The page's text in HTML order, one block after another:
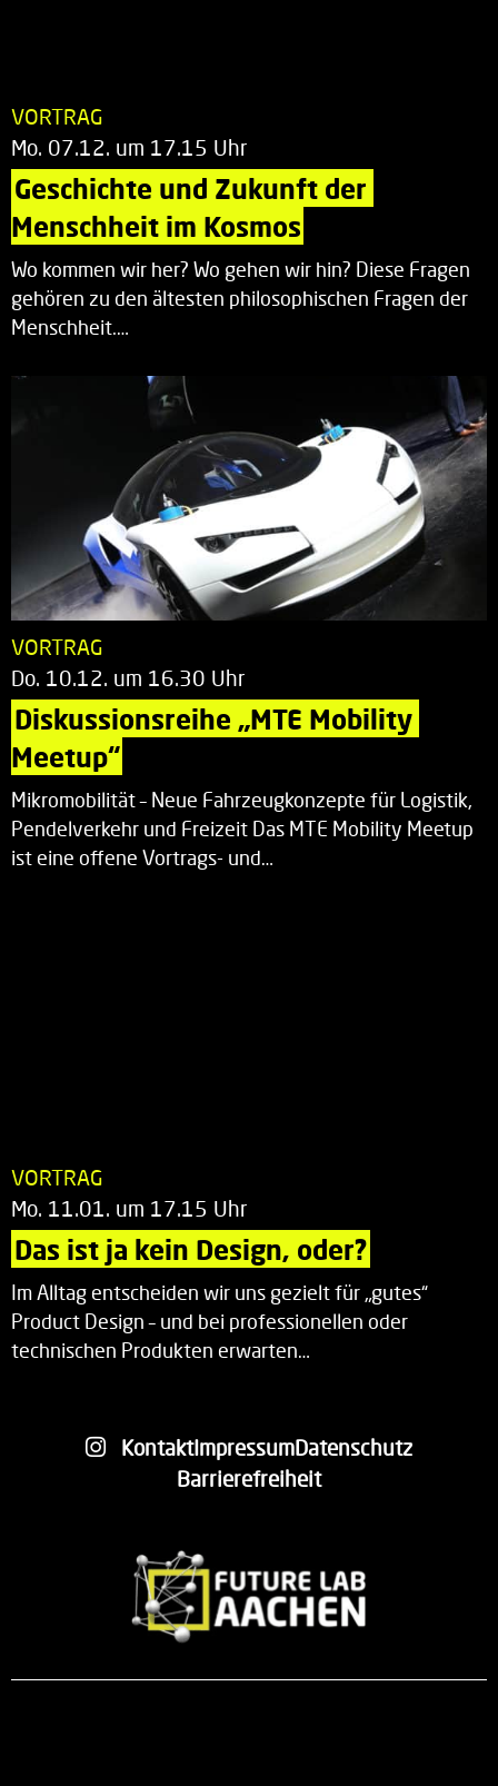
VORTRAG
Mo. 07.12. um 17.15 Uhr
Geschichte und Zukunft der
Menschheit im Kosmos
Wo kommen wir her? Wo gehen wir hin? Diese Fragen
gehören zu den ältesten philosophischen Fragen der
Menschheit.…
VORTRAG
Do. 10.12. um 16.30 Uhr
Diskussionsreihe „MTE Mobility
Meetup“
Mikromobilität – Neue Fahrzeugkonzepte für Logistik,
Pendelverkehr und Freizeit Das MTE Mobility Meetup
ist eine offene Vortrags- und…
VORTRAG
Mo. 11.01. um 17.15 Uhr
Das ist ja kein Design, oder?
Im Alltag entscheiden wir uns gezielt für „gutes“
Product Design – und bei professionellen oder
technischen Produkten erwarten…
KontaktImpressumDatenschutz
Barrierefreiheit